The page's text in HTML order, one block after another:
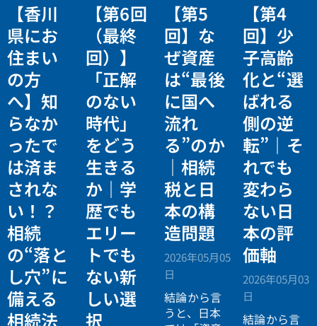
【香川
県にお
住まい
の方
へ】知
らなか
ったで
は済ま
されな
い！？
相続
の“落と
し穴”に
備える
相続法
【第6回
（最終
回）】
「正解
のない
時代」
をどう
生きる
か｜学
歴でも
エリー
トでも
ない新
しい選
択
【第5
回】な
ぜ資産
は“最後
に国へ
流れ
る”のか
｜相続
税と日
本の構
造問題
2026年05月05
日
結論から言
うと、日本
【第4
回】少
子高齢
化と“選
ばれる
側の逆
転”｜そ
れでも
変わら
ない日
本の評
価軸
2026年05月03
日
結論から言